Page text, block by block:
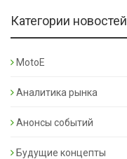
Категории новостей
MotoE
Аналитика рынка
Анонсы событий
Будущие концепты